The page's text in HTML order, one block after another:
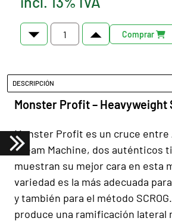
Comprar
DESCRIPCIÓN
Monster Profit – Heavyweight
Monster Profit es un cruce entre
Dream Machine, dos auténticos
muestran su mejor cara en esta
variedad es la más adecuada
y también para el método
produce una ramificación lateral